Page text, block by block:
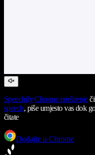
Speechify Chrome proširenje
speech, piše umjesto vas dok
čitate
Dodajte u Chrome